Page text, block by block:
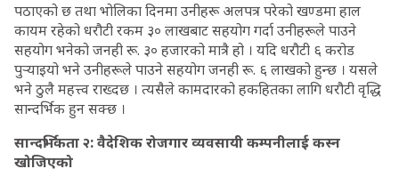
पठाएको छ तथा भोलिका दिनमा उनीहरू अलपत्र परेको खण्डमा हाल
कायम रहेको धरौटी रकम ३० लाखबाट सहयोग गर्दा उनीहरूले पाउने
सहयोग भनेको जनही रू. ३० हजारको मात्रै हो । यदि धरौटी ६ करोड
पुर्‍याइयो भने उनीहरूले पाउने सहयोग जनही रू. ६ लाखको हुन्छ । यसले
भने ठुलै महत्त्व राख्दछ । त्यसैले कामदारको हकहितका लागि धरौटी वृद्धि
सान्दर्भिक हुन सक्छ ।
सान्दर्भिकता २: वैदेशिक रोजगार व्यवसायी कम्पनीलाई कस्न
खोजिएको